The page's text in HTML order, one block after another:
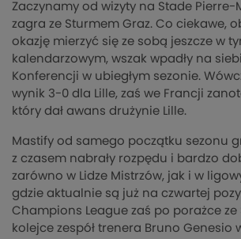
Zaczynamy od wizyty na Stade Pierre-
zagra ze Sturmem Graz. Co ciekawe,
okazję mierzyć się ze sobą jeszcze w
kalendarzowym, wszak wpadły na
Konferencji w ubiegłym sezonie.
wynik 3-0 dla Lille, zaś we Francji
który dał awans drużynie Lille.
Mastify od samego początku sezonu
z czasem nabrały rozpędu i bardzo
zarówno w Lidze Mistrzów, jak i w
gdzie aktualnie są już na czwartej
Champions League zaś po porażce ze
kolejce zespół trenera Bruno Genesio